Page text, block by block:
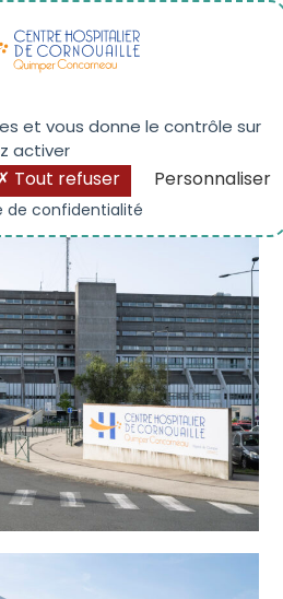
et vous donne le contrôle sur
activer
Tout refuser Personnaliser
de confidentialité